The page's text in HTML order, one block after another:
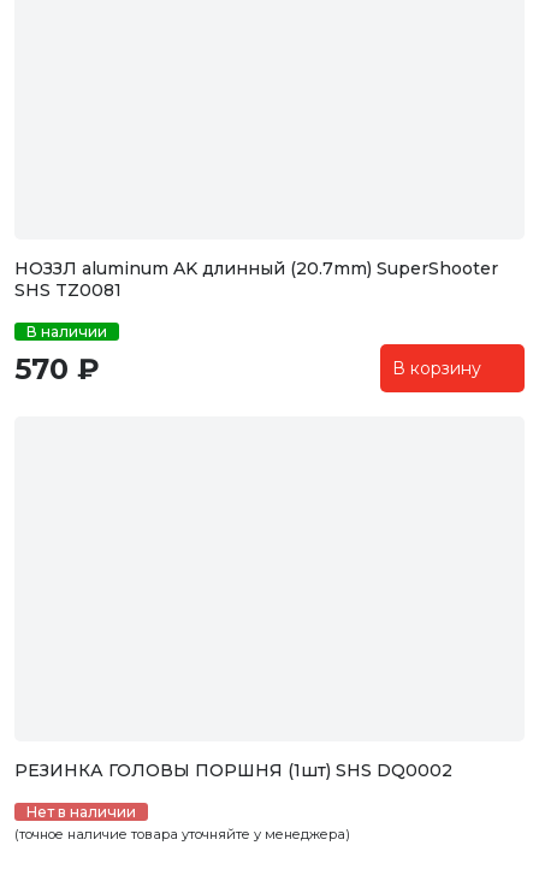
НОЗЗЛ aluminum AK длинный (20.7mm) SuperShooter
SHS TZ0081
В наличии
570 ₽ В корзину
РЕЗИНКА ГОЛОВЫ ПОРШНЯ (1шт) SHS DQ0002
Нет в наличии
(точное наличие товара уточняйте у менеджера)